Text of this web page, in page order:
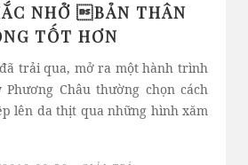
NHỞ BẢN THÂN
TỐT HƠN
trải qua, mở ra một hành trình
Châu thường chọn cách
lên da thịt qua những hình xăm